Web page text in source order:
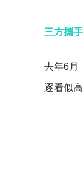
三方攜
去年6月
逐看似